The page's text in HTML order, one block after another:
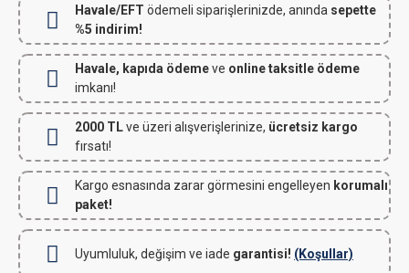
Havale/EFT ödemeli siparişlerinizde, anında sepette
%5 indirim!
Havale, kapıda ödemeve online taksitle ödeme
imkanı!
2000 TLve üzeri alışverişlerinize, ücretsiz kargo
fırsatı!
Kargo esnasında zarar görmesini engelleyen korumalı
paket!
Uyumluluk, değişim ve iade garantisi! (Koşullar)